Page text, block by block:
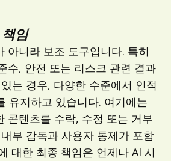
임
아니라 보조 도구입니다. 특히
수, 안전 또는 리스크 관련 결과
는 경우, 다양한 수준에서 인적
유지하고 있습니다. 여기에는
콘텐츠를 수락, 수정 또는 거부
부 감독과 사용자 통제가 포함
대한 최종 책임은 언제나 AI 시